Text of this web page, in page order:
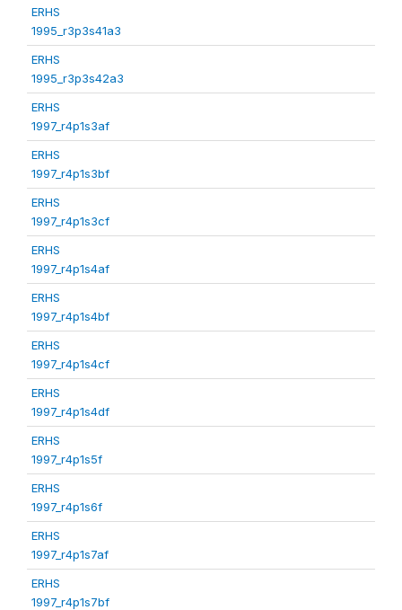
ERHS
1995_r3p3s41a3
ERHS
1995_r3p3s42a3
ERHS
1997_r4p1s3af
ERHS
1997_r4p1s3bf
ERHS
1997_r4p1s3cf
ERHS
1997_r4p1s4af
ERHS
1997_r4p1s4bf
ERHS
1997_r4p1s4cf
ERHS
1997_r4p1s4df
ERHS
1997_r4p1s5f
ERHS
1997_r4p1s6f
ERHS
1997_r4p1s7af
ERHS
1997_r4p1s7bf